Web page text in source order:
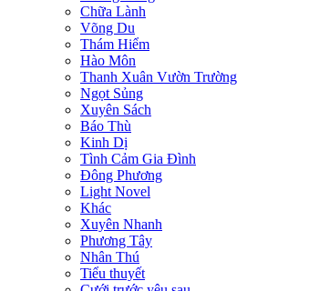
Chữa Lành
Võng Du
Thám Hiểm
Hào Môn
Thanh Xuân Vườn Trường
Ngọt Sủng
Xuyên Sách
Báo Thù
Kinh Dị
Tình Cảm Gia Đình
Đông Phương
Light Novel
Khác
Xuyên Nhanh
Phương Tây
Nhân Thú
Tiểu thuyết